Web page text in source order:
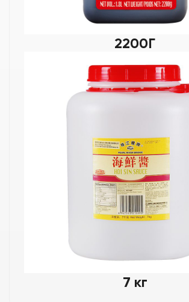
2200Г
7 кг